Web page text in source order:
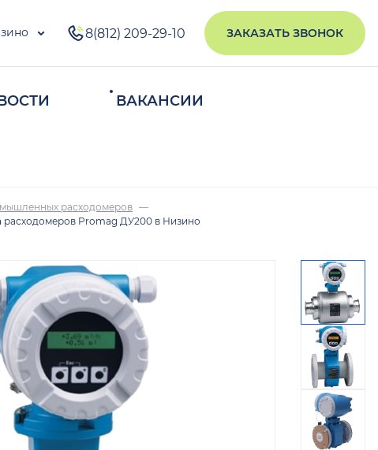
8(812) 209-29-10 ЗАКАЗАТЬ ЗВОНОК
ВАКАНСИИ
расходомеров
расходомеров Promag ДУ200 в Низино